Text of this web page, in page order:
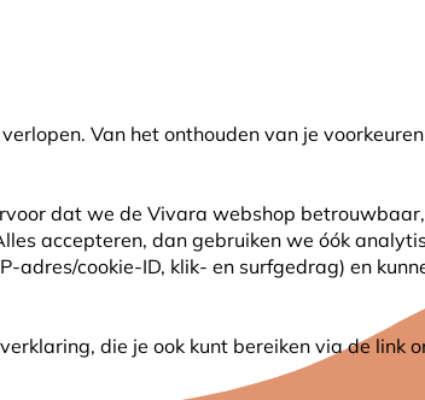
Van het onthouden van je
dat we de Vivara webshop
accepteren, dan gebruiken we óók
adres/cookie-ID, klik- en surfgedrag) en
die je ook kunt bereiken via de link
DIEREN PLANTEN